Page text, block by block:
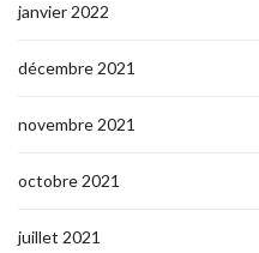
janvier 2022
décembre 2021
novembre 2021
octobre 2021
juillet 2021